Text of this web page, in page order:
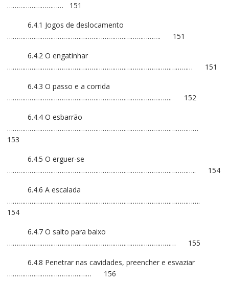
………………………… 151
6.4.1 Jogos de deslocamento
………………………………………………………………………. 151
6.4.2 O engatinhar
……………………………………………………………………………………… 151
6.4.3 O passo e a corrida
……………………………………………………………………………. 152
6.4.4 O esbarrão
…………………………………………………………………………………………
153
6.4.5 O erguer-se
……………………………………………………………………………………….. 154
6.4.6 A escalada
………………………………………………………………………………………….
154
6.4.7 O salto para baixo
……………………………………………………………………………… 155
6.4.8 Penetrar nas cavidades, preencher e esvaziar
……………………………………… 156